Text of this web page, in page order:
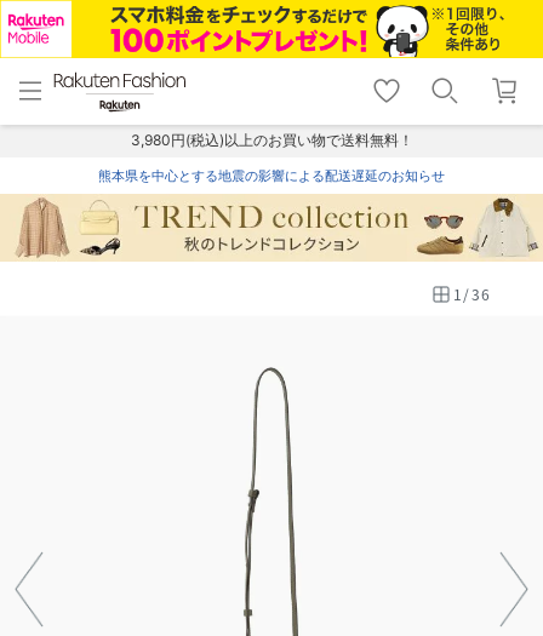
menu home
トップ
shopping_cart lock_outline
ログイン
3,980円(税込)以上のお買い物で送料無料！
熊本県を中心とする地震の影響による配送遅延のお知らせ
1/36